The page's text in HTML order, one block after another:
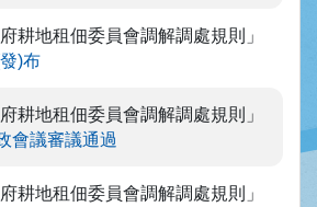
耕地租佃委員會調解調處規則」
)布
耕地租佃委員會調解調處規則」
會議審議通過
耕地租佃委員會調解調處規則」